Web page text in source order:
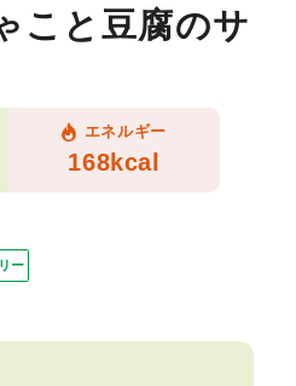
こと豆腐のサ
エネルギー
168kcal
ー